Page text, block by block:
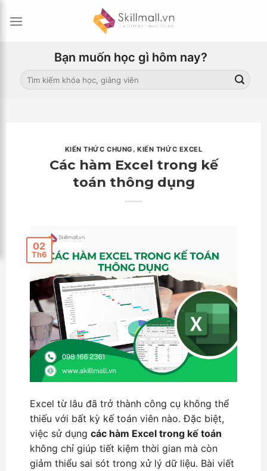
Bạn muốn học gì hôm nay?
Search
for:
KIẾN THỨC CHUNG ,KIẾN THỨC EXCEL
Các hàm Excel trong kế
toán thông dụng
02
Th6
Excel từ lâu đã trở thành công cụ không thể
thiếu với bất kỳ kế toán viên nào. Đặc biệt,
việc sử dụng các hàm Excel trong kế toán
không chỉ giúp tiết kiệm thời gian mà còn
giảm thiểu sai sót trong xử lý dữ liệu. Bài viết